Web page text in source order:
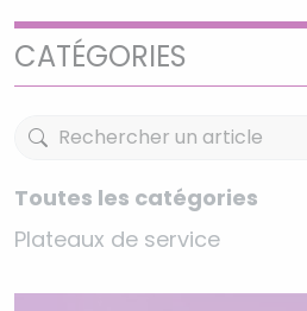
CATÉGORIES
Toutes les catégories
Plateaux de service